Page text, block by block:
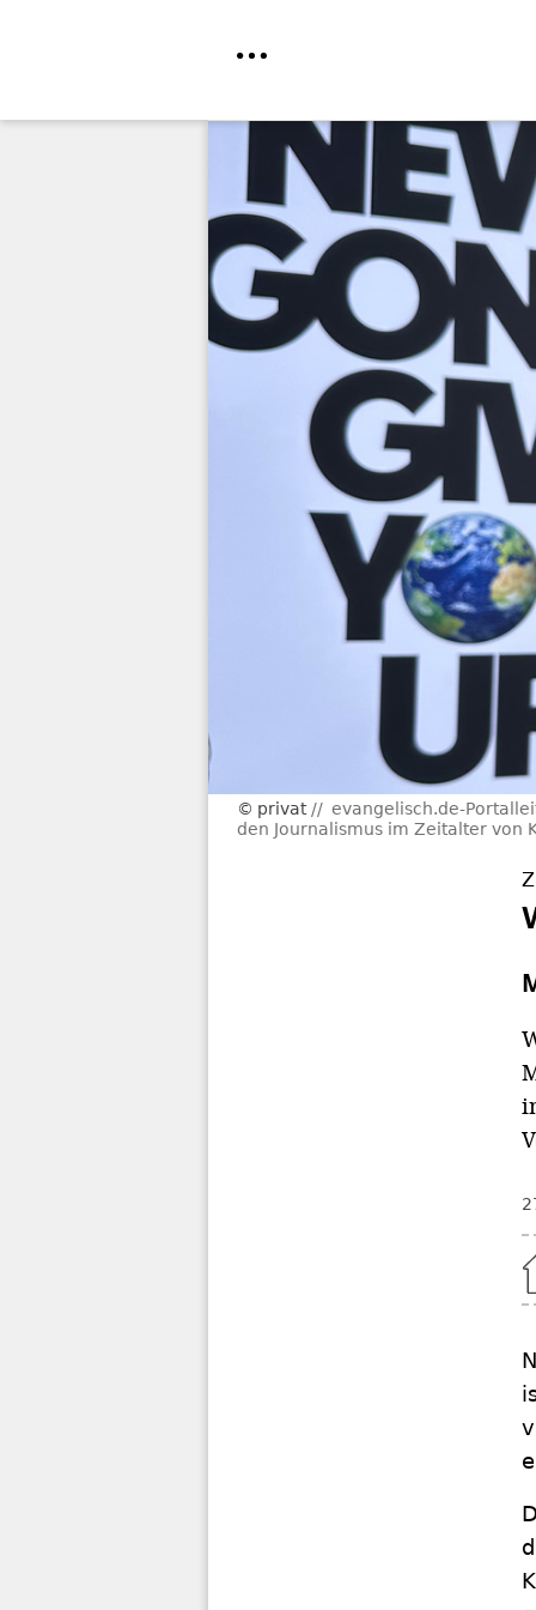
privat
evangelisch.de-
den Journalismus im Zeitalter von